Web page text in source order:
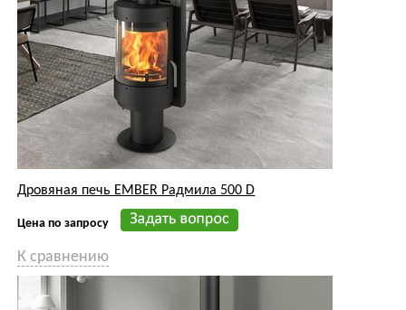
Дровяная печь EMBER Радмила 500 D
Цена по запросу
К сравнению